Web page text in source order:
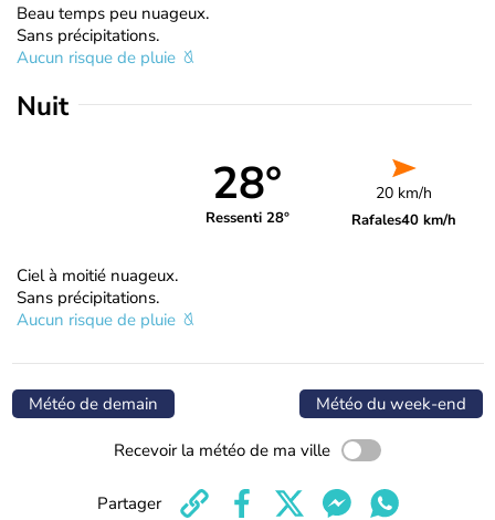
Beau temps peu nuageux.
Sans précipitations.
Aucun risque de pluie
Nuit
28°
Ressenti 28°
20 km/h
Rafales40 km/h
Ciel à moitié nuageux.
Sans précipitations.
Aucun risque de pluie
Météo de demain Météo du week-end
Recevoir la météo de ma ville
Partager